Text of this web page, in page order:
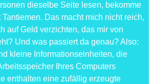
dieselbe Seite lesen, bekomme
Das macht mich nicht reich,
auf Geld verzichten, das mir von
Und was passiert da genau? Also:
kleine Informationseinheiten, die
Ihres Computers
enthalten eine zufällig erzeugte